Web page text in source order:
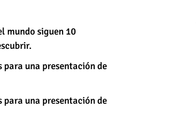
mundo siguen 10
una presentación de
una presentación de